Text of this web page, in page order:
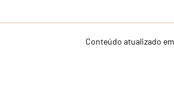
Conteúdo atualizado